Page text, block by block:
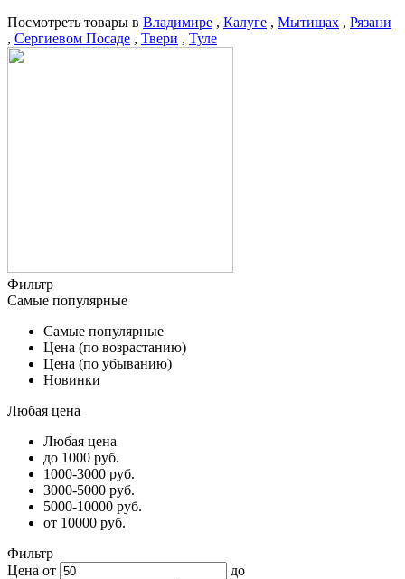
Посмотреть товары в Владимире , Калуге , Мытищах , Рязани
, Сергиевом Посаде , Твери , Туле
Фильтр
Самые популярные
Самые популярные
Цена (по возрастанию)
Цена (по убыванию)
Новинки
Любая цена
Любая цена
до 1000 руб.
1000-3000 руб.
3000-5000 руб.
5000-10000 руб.
от 10000 руб.
Фильтр
Цена от
до